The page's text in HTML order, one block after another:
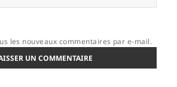
les nouveaux commentaires par e-mail.